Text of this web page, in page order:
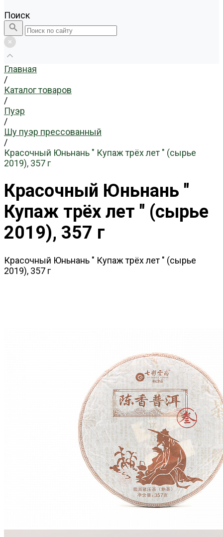
Поиск
Главная
/
Каталог товаров
/
Пуэр
/
Шу пуэр прессованный
/
Красочный Юньнань " Купаж трёх лет " (сырье
2019), 357 г
Красочный Юньнань "
Купаж трёх лет " (сырье
2019), 357 г
Красочный Юньнань " Купаж трёх лет " (сырье
2019), 357 г